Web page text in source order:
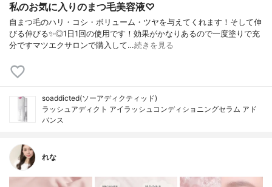
私のお気に入りのまつ毛美容液♡
自まつ毛のハリ・コシ・ボリューム・ツヤを与えてくれます！そして伸
びる伸びる✨◎1日1回の使用です！効果がかなりあるので一度塗りで充
分ですマツエクサロンで購入して…続きを見る
soaddicted(ソーアディクティッド)
ラッシュアディクト アイラッシュコンディショニングセラム アド
バンス
れな